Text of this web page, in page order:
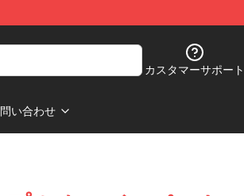
カスタマーサポート
い合わせ